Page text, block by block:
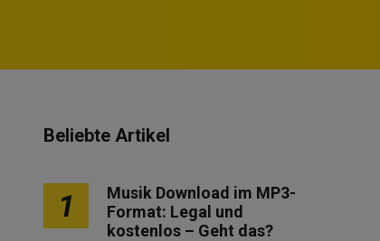
Beliebte Artikel
1
Musik Download im MP3-
Format: Legal und
kostenlos – Geht das?